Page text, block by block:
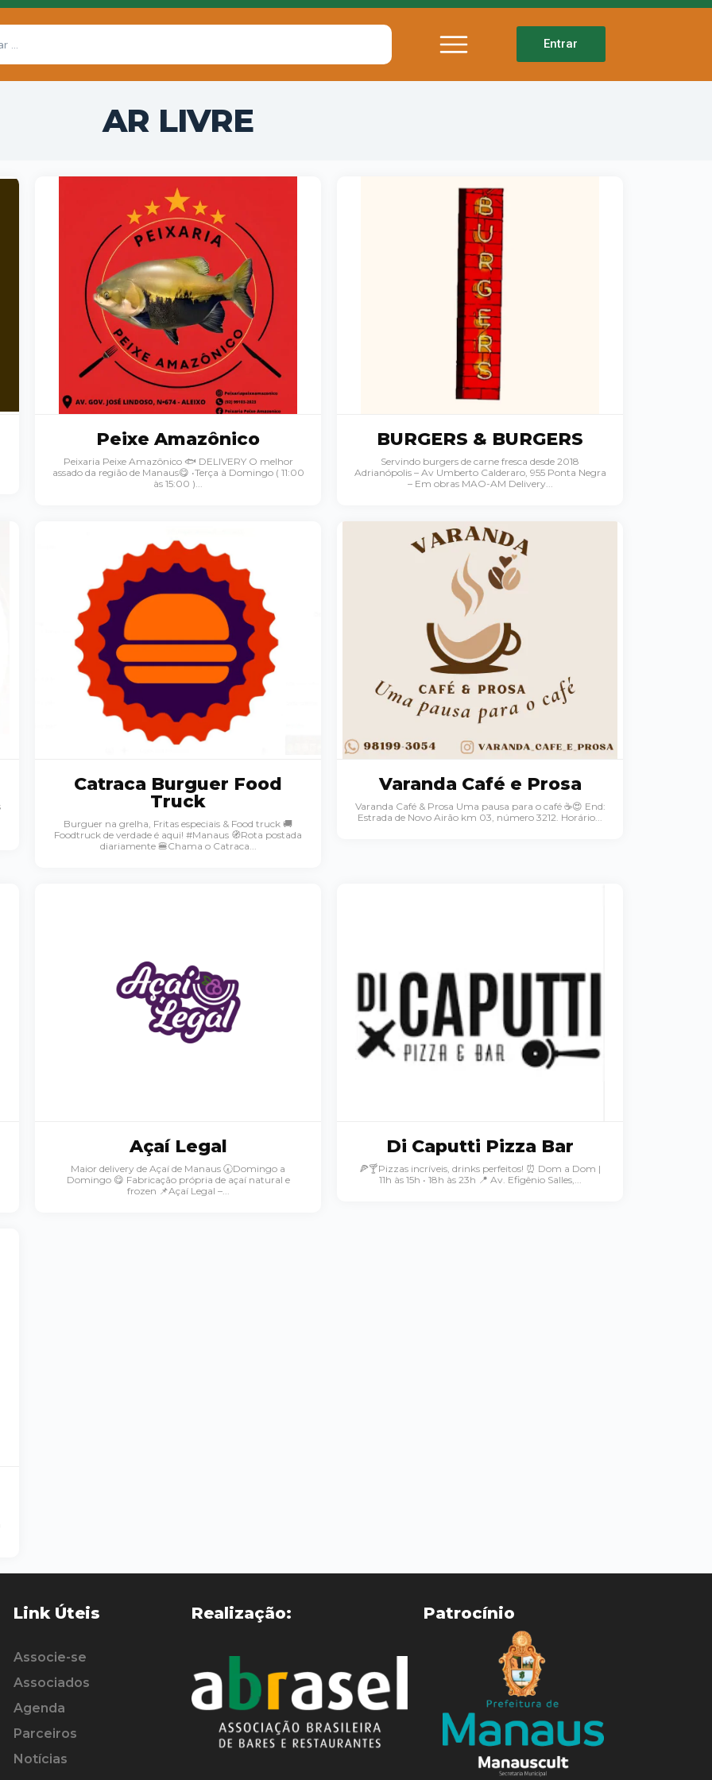
Entrar
AR LIVRE
Peixe Amazônico
Peixaria Peixe Amazônico 🐟 DELIVERY O melhor
assado da região de Manaus😋 •Terça à Domingo ( 11:00
às 15:00 )...
BURGERS & BURGERS
Servindo burgers de carne fresca desde 2018
Adrianópolis – Av Umberto Calderaro, 955 Ponta Negra
– Em obras MAO-AM Delivery...
Catraca Burguer Food
Truck
Burguer na grelha, Fritas especiais & Food truck 🚚
Foodtruck de verdade é aqui! #Manaus 🧭Rota postada
diariamente 🍔Chama o Catraca...
Varanda Café e Prosa
Varanda Café & Prosa Uma pausa para o café ☕️😍 End:
Estrada de Novo Airão km 03, número 3212. Horário...
Açaí Legal
Maior delivery de Açaí de Manaus 🕢Domingo a
Domingo 😋 Fabricação própria de açaí natural e
frozen 📌Açaí Legal –...
Di Caputti Pizza Bar
🍕🍸Pizzas incríveis, drinks perfeitos! ⏰ Dom a Dom |
11h às 15h • 18h às 23h 📍 Av. Efigênio Salles,...
Link Úteis
Associe-se
Associados
Agenda
Parceiros
Notícias
Realização: Patrocínio